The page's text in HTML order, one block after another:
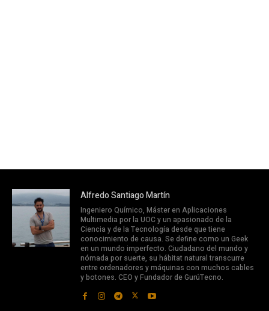
Alfredo Santiago Martín
Ingeniero Químico, Máster en Aplicaciones
Multimedia por la UOC y un apasionado de la
Ciencia y de la Tecnología desde que tiene
conocimiento de causa. Se define como un Geek
en un mundo imperfecto. Ciudadano del mundo y
nómada por suerte, su hábitat natural transcurre
entre ordenadores y máquinas con muchos cables
y botones. CEO y Fundador de GurúTecno.